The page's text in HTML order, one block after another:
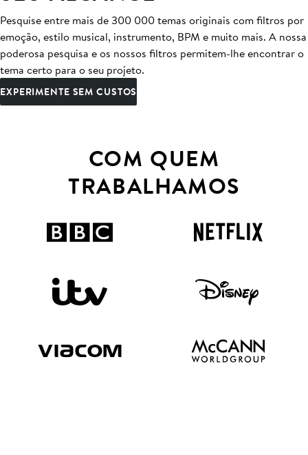
Pesquise entre mais de 300 000 temas originais com filtros por
emoção, estilo musical, instrumento, BPM e muito mais. A nossa
poderosa pesquisa e os nossos filtros permitem-lhe encontrar o
tema certo para o seu projeto.
EXPERIMENTE SEM CUSTOS
COM QUEM
TRABALHAMOS